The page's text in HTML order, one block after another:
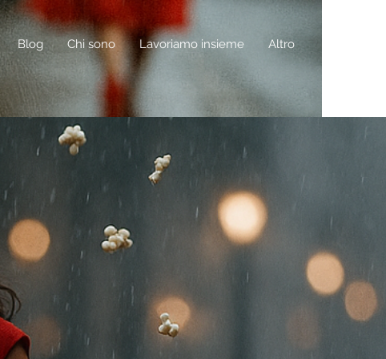
Blog Chi sono Lavoriamo insieme Altro